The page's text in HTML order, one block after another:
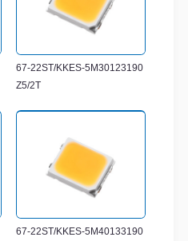
67-22ST/KKES-5M30123190
Z5/2T
67-22ST/KKES-5M40133190